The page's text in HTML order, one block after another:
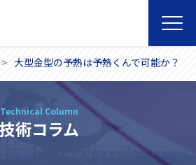
大型金型の予熱は予熱くんで可能か？
Technical Column
技術コラム